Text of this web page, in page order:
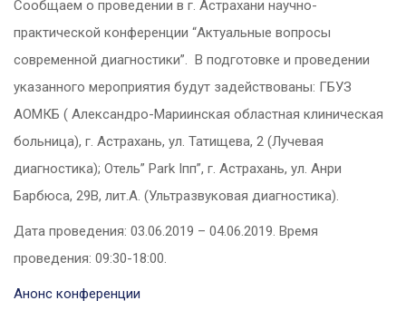
Сообщаем о проведении в г. Астрахани научно-
практической конференции “Актуальные вопросы
современной диагностики”. В подготовке и проведении
указанного мероприятия будут задействованы: ГБУЗ
АОМКБ ( Александро-Мариинская областная клиническая
больница), г. Астрахань, ул. Татищева, 2 (Лучевая
диагностика); Отель” Park Iпп”, г. Астрахань, ул. Анри
Барбюса, 29В, лит.А. (Ультразвуковая диагностика).
Дата проведения: 03.06.2019 – 04.06.2019. Время
проведения: 09:30-18:00.
Анонс конференции